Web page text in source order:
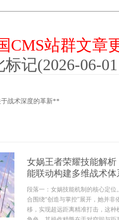
CMS站群文章
记(2026-06-
战术深度的革新**
女娲王者荣耀技能解
能联动构建多维战术体
段落一：女娲技能机制的核心定
合围绕“创造与掌控”展开，她并
移，实现超远距离精准打击，这